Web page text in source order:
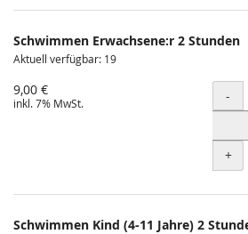
Schwimmen Erwachsene:r 2 Stunden
Aktuell verfügbar: 19
9,00 €
inkl. 7% MwSt. -
+
Schwimmen Kind (4-11 Jahre) 2